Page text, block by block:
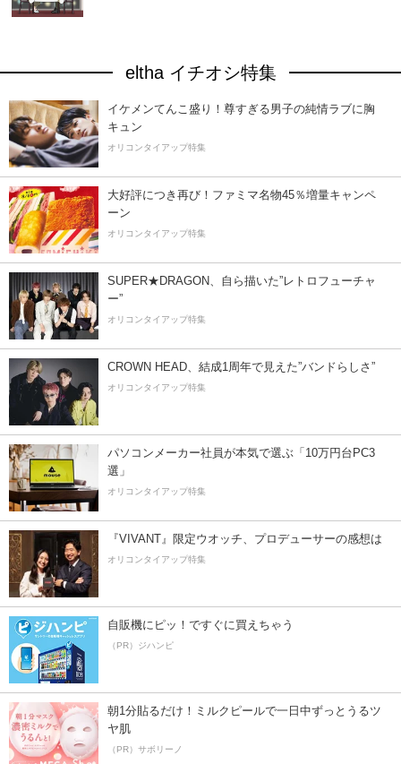
eltha イチオシ特集
イケメンてんこ盛り！尊すぎる男子の純情ラブに胸
キュン
オリコンタイアップ特集
大好評につき再び！ファミマ名物45％増量キャンペ
ーン
オリコンタイアップ特集
SUPER★DRAGON、自ら描いた”レトロフューチャ
ー”
オリコンタイアップ特集
CROWN HEAD、結成1周年で見えた”バンドらしさ”
オリコンタイアップ特集
パソコンメーカー社員が本気で選ぶ「10万円台PC3
選」
オリコンタイアップ特集
『VIVANT』限定ウオッチ、プロデューサーの感想は
オリコンタイアップ特集
自販機にピッ！ですぐに買えちゃう
（PR）ジハンピ
朝1分貼るだけ！ミルクピールで一日中ずっとうるツ
ヤ肌
（PR）サボリーノ